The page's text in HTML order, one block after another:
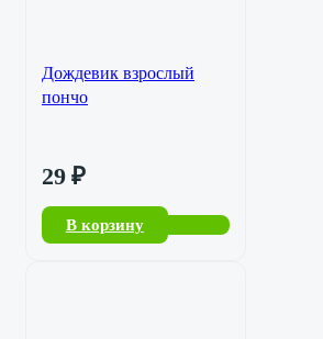
Дождевик взрослый
пончо
29 ₽
В корзину